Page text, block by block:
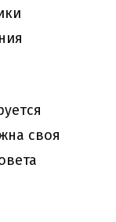
своя